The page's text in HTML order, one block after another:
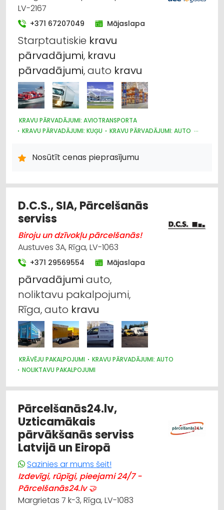
LV-2167
+371 67207049 Mājaslapa
Starptautiskie kravu
pārvadājumi, kravu
pārvadājumi, auto kravu
KRAVU PĀRVADĀJUMI: AVIOTRANSPORTA
KRAVU PĀRVADĀJUMI: KUĢU
KRAVU PĀRVADĀJUMI: AUTO
AUTOTRANSPORTS
KRAVU PĀRVADĀJUMI: DZELZCEĻA
Nosūtīt cenas pieprasījumu
D.C.S., SIA, Pārcelšanās
serviss
Biroju un dzīvokļu pārcelšanās!
Austuves 3A, Rīga, LV-1063
+371 29569554 Mājaslapa
pārvadājumi auto,
noliktavu pakalpojumi,
Rīga, auto kravu
KRĀVĒJU PAKALPOJUMI
KRAVU PĀRVADĀJUMI: AUTO
NOLIKTAVU PAKALPOJUMI
KRAVU PĀRVADĀJUMI: KUĢU
IEPAKOJUMS, IESAIŅOŠANA
PĀRVIETOŠANĀS SERVISS
Pārcelšanās24.lv,
Uzticamākais
pārvākšanās serviss
Latvijā un Eiropā
Sazinies ar mums šeit!
Izdevīgi, rūpīgi, pieejami 24/7 -
Pārcelšanās24.lv 🤝
Margrietas 7 k-3, Rīga, LV-1083